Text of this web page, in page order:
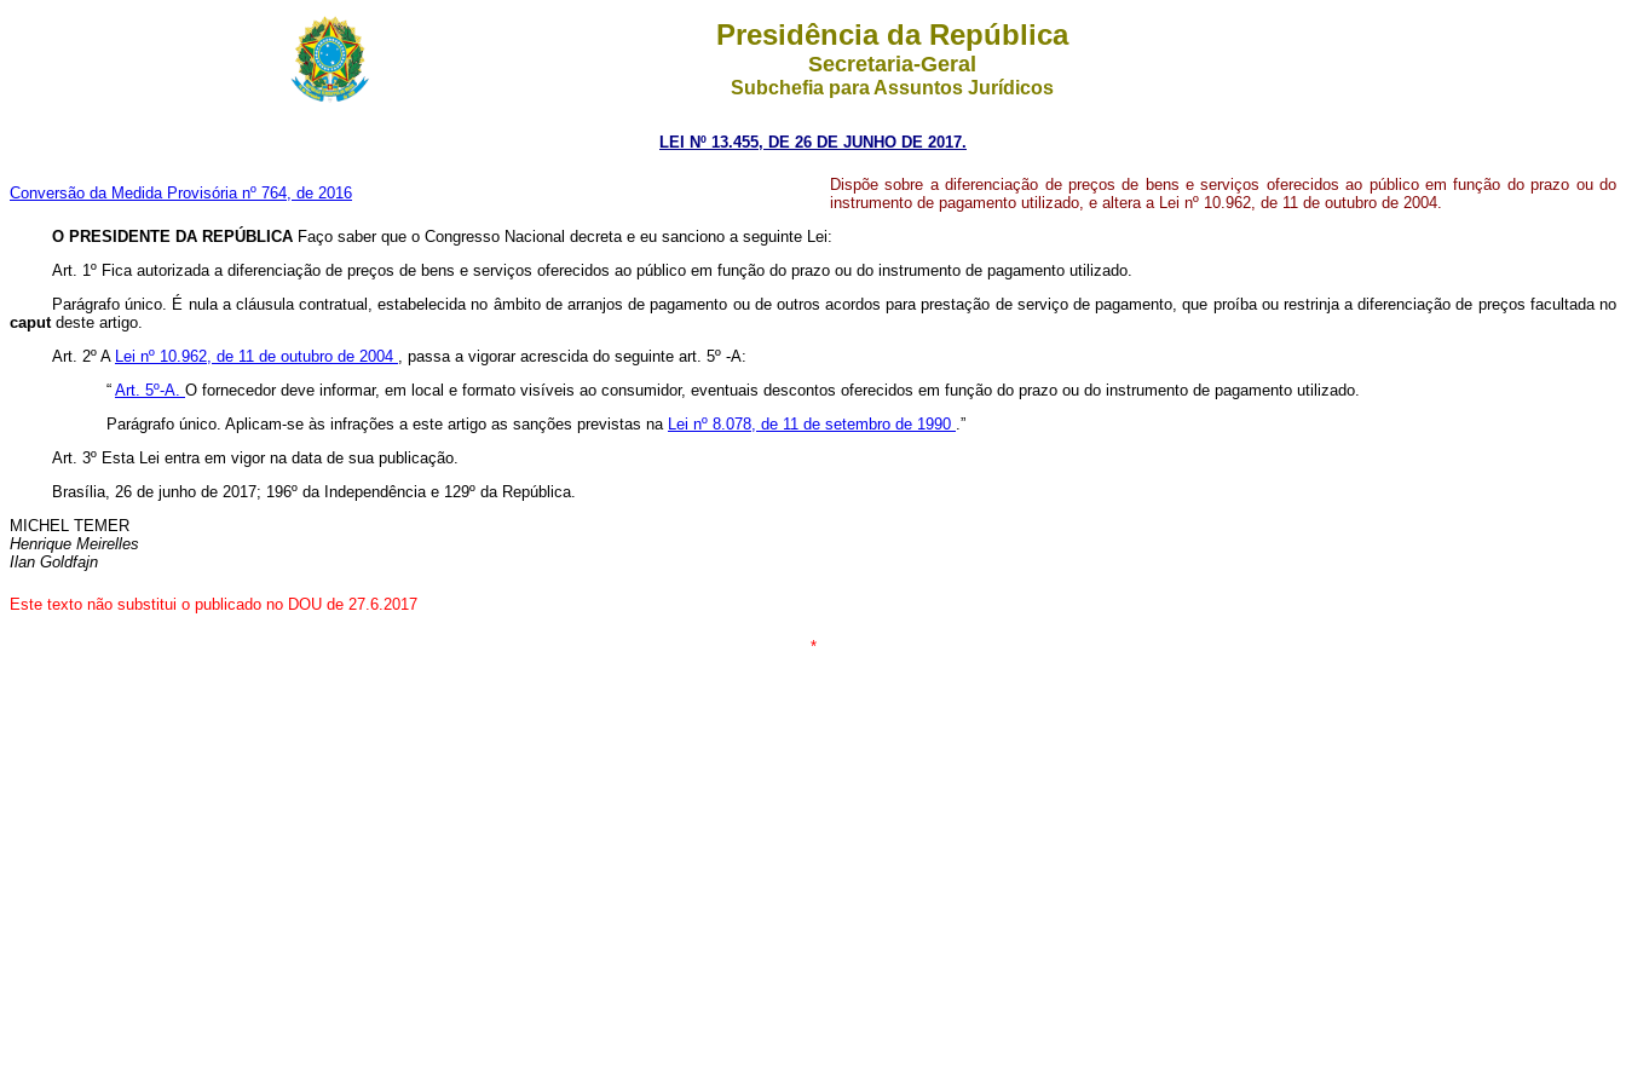
Presidência da República
Secretaria-Geral
Subchefia para Assuntos Jurídicos
LEI Nº 13.455, DE 26 DE JUNHO DE 2017.
Conversão da Medida Provisória nº 764, de 2016
Dispõe sobre a diferenciação de preços de bens e serviços oferecidos ao público em função do prazo ou do
instrumento de pagamento utilizado, e altera a Lei nº 10.962, de 11 de outubro de 2004.
O PRESIDENTE DA REPÚBLICA Faço saber que o Congresso Nacional decreta e eu sanciono a seguinte Lei:
Art. 1º Fica autorizada a diferenciação de preços de bens e serviços oferecidos ao público em função do prazo ou do instrumento de pagamento utilizado.
Parágrafo único. É nula a cláusula contratual, estabelecida no âmbito de arranjos de pagamento ou de outros acordos para prestação de serviço de pagamento, que proíba ou restrinja a diferenciação de preços facultada no
caput deste artigo.
Art. 2º A Lei nº 10.962, de 11 de outubro de 2004 , passa a vigorar acrescida do seguinte art. 5º -A:
“ Art. 5º-A. O fornecedor deve informar, em local e formato visíveis ao consumidor, eventuais descontos oferecidos em função do prazo ou do instrumento de pagamento utilizado.
Parágrafo único. Aplicam-se às infrações a este artigo as sanções previstas na Lei nº 8.078, de 11 de setembro de 1990 .”
Art. 3º Esta Lei entra em vigor na data de sua publicação.
Brasília, 26 de junho de 2017; 196º da Independência e 129º da República.
MICHEL TEMER
Henrique Meirelles
Ilan Goldfajn
Este texto não substitui o publicado no DOU de 27.6.2017
*